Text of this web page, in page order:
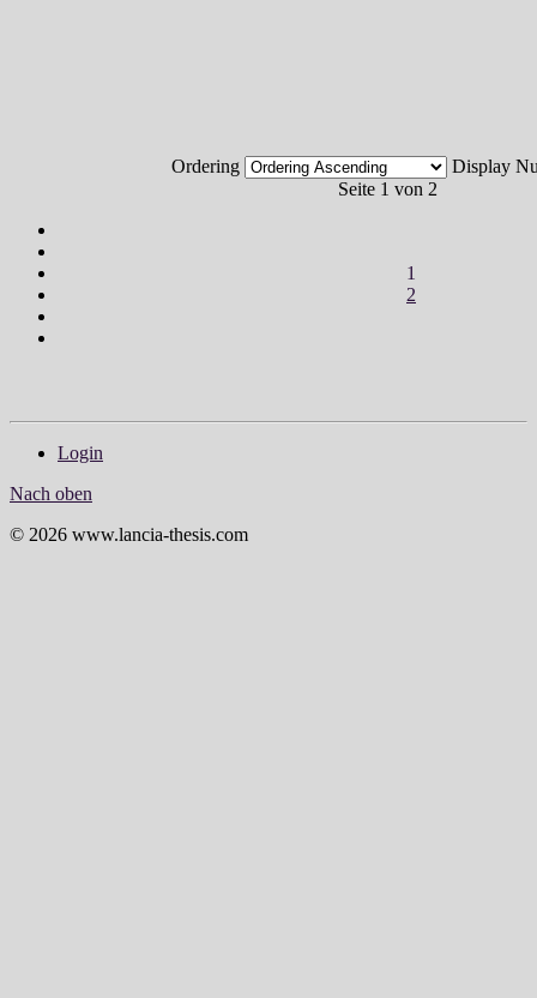
Ordering
Display
Seite 1 von 2
1
2
Login
Nach oben
© 2026 www.lancia-thesis.com